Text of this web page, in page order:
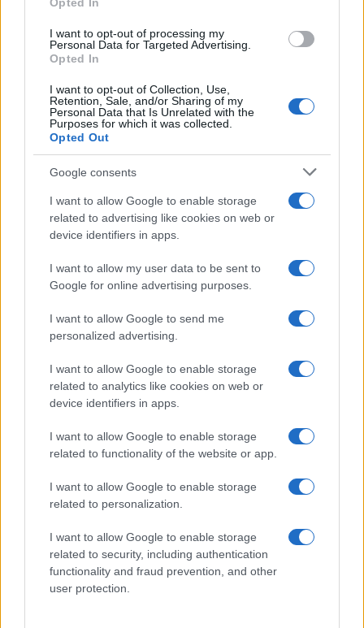
I want to opt-out of processing my
Personal Data for Targeted Advertising.
Opted In
I want to opt-out of Collection, Use,
Retention, Sale, and/or Sharing of my
Personal Data that Is Unrelated with the
Purposes for which it was collected.
Opted Out
Google consents
I want to allow Google to enable storage
related to advertising like cookies on web or
device identifiers in apps.
I want to allow my user data to be sent to
Google for online advertising purposes.
I want to allow Google to send me
personalized advertising.
I want to allow Google to enable storage
related to analytics like cookies on web or
device identifiers in apps.
I want to allow Google to enable storage
related to functionality of the website or app.
I want to allow Google to enable storage
related to personalization.
I want to allow Google to enable storage
related to security, including authentication
functionality and fraud prevention, and other
user protection.
Petrolio in calo: Brent a 91,82$, ribassi a due cifre per greggio
NEWS
La macchina usata più affidabile: un investimento che esige
ponderazione
Redazione · 5 Ago 2026
QUOTAZIONI CRYPTO
Nome